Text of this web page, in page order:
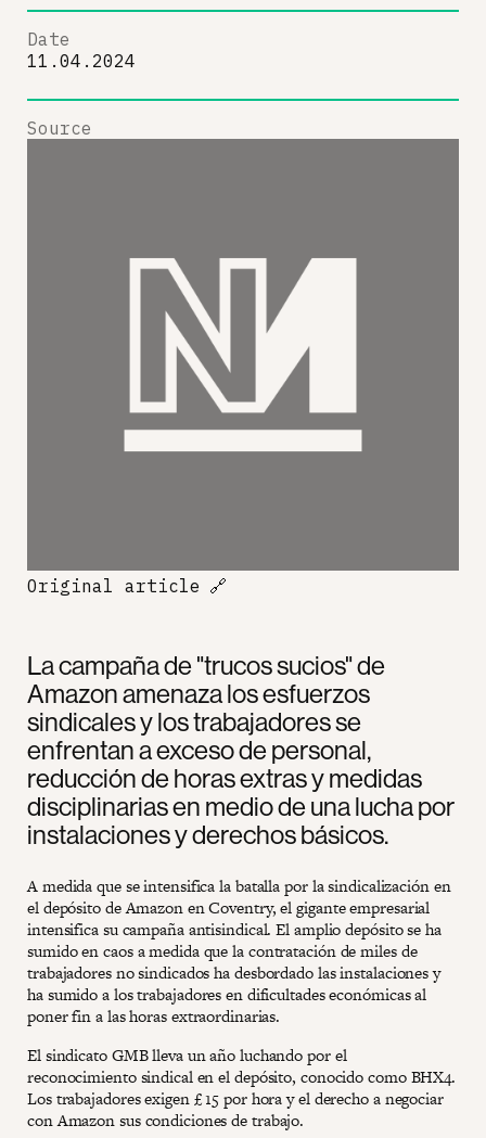
La campaña de "trucos sucios" de
Amazon amenaza los esfuerzos
sindicales y los trabajadores se
enfrentan a exceso de personal,
reducción de horas extras y medidas
disciplinarias en medio de una lucha por
instalaciones y derechos básicos.
A medida que se intensifica la batalla por la sindicalización en
el depósito de Amazon en Coventry, el gigante empresarial
intensifica su campaña antisindical. El amplio depósito se ha
sumido en caos a medida que la contratación de miles de
trabajadores no sindicados ha desbordado las instalaciones y
ha sumido a los trabajadores en dificultades económicas al
poner fin a las horas extraordinarias.
El sindicato GMB lleva un año luchando por el
reconocimiento sindical en el depósito, conocido como BHX4.
Los trabajadores exigen £ 15 por hora y el derecho a negociar
con Amazon sus condiciones de trabajo.
Date
11.04.2024
Source
Original article 🔗